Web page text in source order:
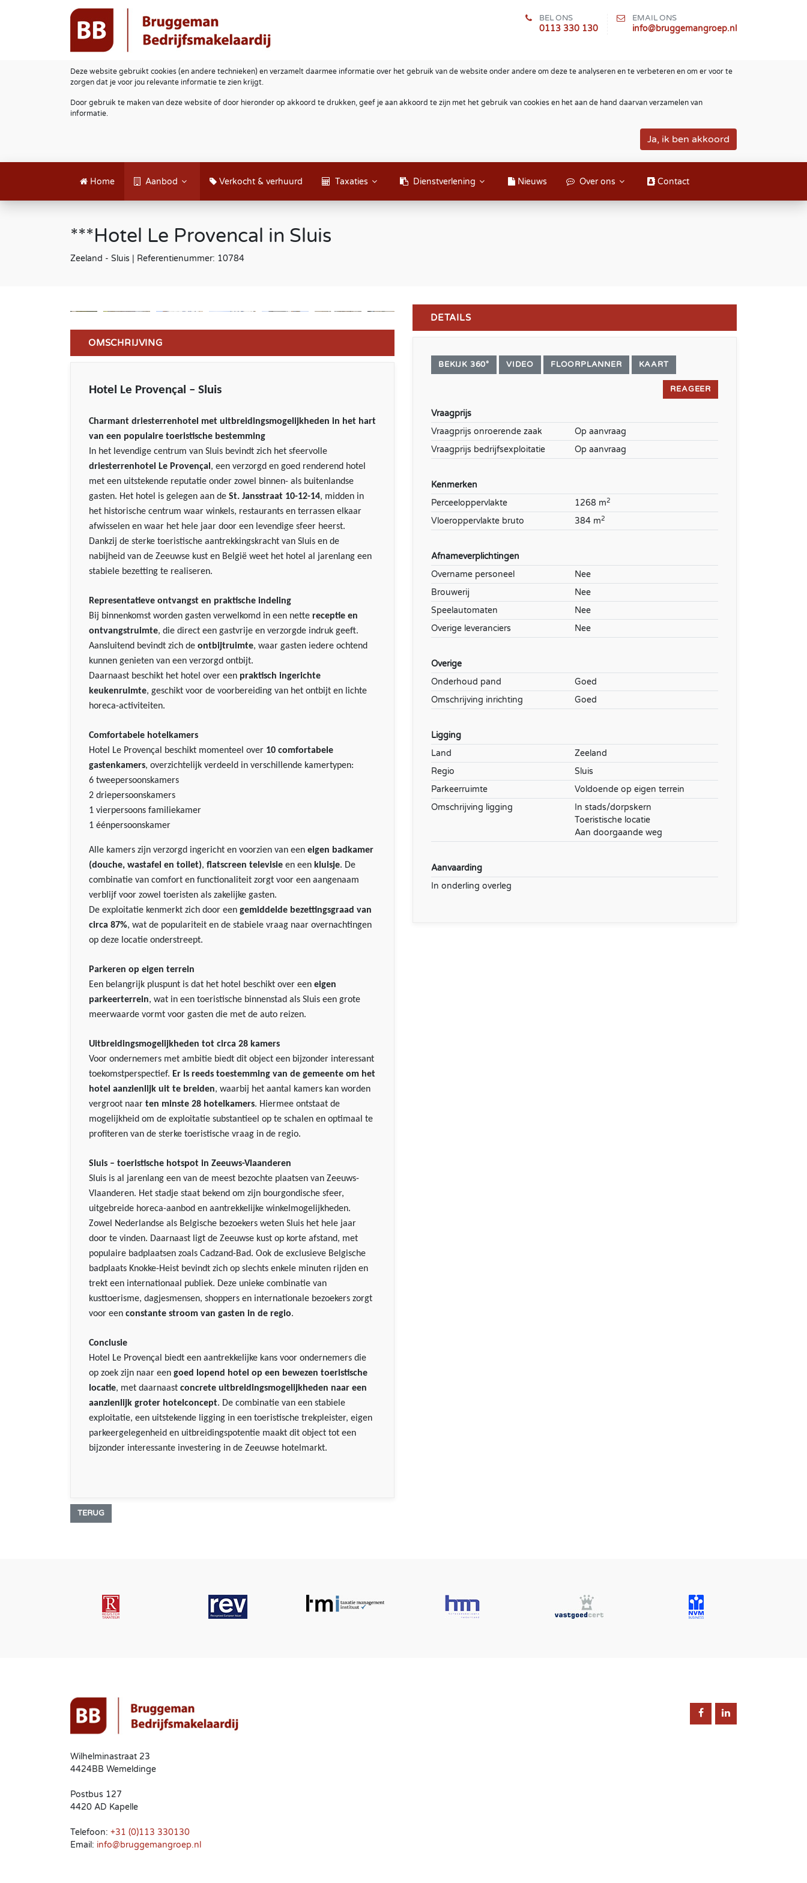
BEL ONS
0113 330 130
EMAIL ONS
info@bruggemangroep.nl
Deze website gebruikt cookies (en andere technieken) en verzamelt daarmee informatie over het gebruik van de website onder andere om deze te analyseren en te verbeteren en om er voor te
zorgen dat je voor jou relevante informatie te zien krijgt.
Door gebruik te maken van deze website of door hieronder op akkoord te drukken, geef je aan akkoord te zijn met het gebruik van cookies en het aan de hand daarvan verzamelen van
informatie.
Home Aanbod Verkocht & verhuurd Taxaties Dienstverlening Nieuws Over ons Contact
***Hotel Le Provencal in Sluis
Zeeland - Sluis | Referentienummer: 10784
OMSCHRIJVING
Hotel Le Provençal – Sluis
Charmant driesterrenhotel met uitbreidingsmogelijkheden in het hart
van een populaire toeristische bestemming
In het levendige centrum van Sluis bevindt zich het sfeervolle
driesterrenhotel Le Provençal , een verzorgd en goed renderend hotel
met een uitstekende reputatie onder zowel binnen- als buitenlandse
gasten. Het hotel is gelegen aan de St. Jansstraat 10-12-14, midden in
het historische centrum waar winkels, restaurants en terrassen elkaar
afwisselen en waar het hele jaar door een levendige sfeer heerst.
Dankzij de sterke toeristische aantrekkingskracht van Sluis en de
nabijheid van de Zeeuwse kust en België weet het hotel al jarenlang een
stabiele bezetting te realiseren.
Representatieve ontvangst en praktische indeling
Bij binnenkomst worden gasten verwelkomd in een nette receptie en
ontvangstruimte, die direct een gastvrije en verzorgde indruk geeft.
Aansluitend bevindt zich de ontbijtruimte, waar gasten iedere ochtend
kunnen genieten van een verzorgd ontbijt.
Daarnaast beschikt het hotel over een praktisch ingerichte
keukenruimte, geschikt voor de voorbereiding van het ontbijt en lichte
horeca-activiteiten.
Comfortabele hotelkamers
Hotel Le Provençal beschikt momenteel over 10 comfortabele
gastenkamers, overzichtelijk verdeeld in verschillende kamertypen:
6 tweepersoonskamers
2 driepersoonskamers
1 vierpersoons familiekamer
1 éénpersoonskamer
Alle kamers zijn verzorgd ingericht en voorzien van een eigen badkamer
(douche, wastafel en toilet), flatscreen televisie en een kluisje. De
combinatie van comfort en functionaliteit zorgt voor een aangenaam
verblijf voor zowel toeristen als zakelijke gasten.
De exploitatie kenmerkt zich door een gemiddelde bezettingsgraad van
circa 87%, wat de populariteit en de stabiele vraag naar overnachtingen
op deze locatie onderstreept.
Parkeren op eigen terrein
Een belangrijk pluspunt is dat het hotel beschikt over een eigen
parkeerterrein, wat in een toeristische binnenstad als Sluis een grote
meerwaarde vormt voor gasten die met de auto reizen.
Uitbreidingsmogelijkheden tot circa 28 kamers
Voor ondernemers met ambitie biedt dit object een bijzonder interessant
toekomstperspectief. Er is reeds toestemming van de gemeente om het
hotel aanzienlijk uit te breiden, waarbij het aantal kamers kan worden
vergroot naar ten minste 28 hotelkamers. Hiermee ontstaat de
mogelijkheid om de exploitatie substantieel op te schalen en optimaal te
profiteren van de sterke toeristische vraag in de regio.
Sluis – toeristische hotspot in Zeeuws-Vlaanderen
Sluis is al jarenlang een van de meest bezochte plaatsen van Zeeuws-
Vlaanderen. Het stadje staat bekend om zijn bourgondische sfeer,
uitgebreide horeca-aanbod en aantrekkelijke winkelmogelijkheden.
Zowel Nederlandse als Belgische bezoekers weten Sluis het hele jaar
door te vinden. Daarnaast ligt de Zeeuwse kust op korte afstand, met
populaire badplaatsen zoals Cadzand-Bad. Ook de exclusieve Belgische
badplaats Knokke-Heist bevindt zich op slechts enkele minuten rijden en
trekt een internationaal publiek. Deze unieke combinatie van
kusttoerisme, dagjesmensen, shoppers en internationale bezoekers zorgt
voor een constante stroom van gasten in de regio.
Conclusie
Hotel Le Provençal biedt een aantrekkelijke kans voor ondernemers die
op zoek zijn naar een goed lopend hotel op een bewezen toeristische
locatie, met daarnaast concrete uitbreidingsmogelijkheden naar een
aanzienlijk groter hotelconcept. De combinatie van een stabiele
exploitatie, een uitstekende ligging in een toeristische trekpleister, eigen
parkeergelegenheid en uitbreidingspotentie maakt dit object tot een
bijzonder interessante investering in de Zeeuwse hotelmarkt.
DETAILS
BEKIJK 360° VIDEO FLOORPLANNER KAART
REAGEER
Vraagprijs
Vraagprijs onroerende zaak
Op aanvraag
Vraagprijs bedrijfsexploitatie
Op aanvraag
Kenmerken
Perceeloppervlakte
1268 m2
Vloeroppervlakte bruto 384 m2
Afnameverplichtingen
Overname personeel
Nee
Brouwerij
Nee
Speelautomaten
Nee
Overige leveranciers
Nee
Overige
Onderhoud pand
Goed
Omschrijving inrichting
Goed
Ligging
Land
Zeeland
Regio
Sluis
Parkeerruimte
Voldoende op eigen terrein
Omschrijving ligging
In stads/dorpskern
Toeristische locatie
Aan doorgaande weg
Aanvaarding
In onderling overleg
TERUG
Wilhelminastraat 23
4424BB Wemeldinge
Postbus 127
4420 AD Kapelle
Telefoon: +31 (0)113 330130
Email: info@bruggemangroep.nl